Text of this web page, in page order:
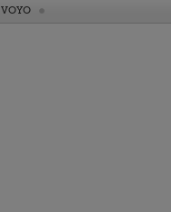
VOYO